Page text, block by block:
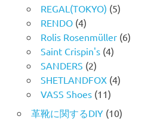
REGAL(TOKYO) (5)
RENDO(4)
Rolis Rosenmüller(6)
Saint Crispin's(4)
SANDERS (2)
SHETLANDFOX(4)
VASS Shoes(11)
革靴に関するDIY(10)